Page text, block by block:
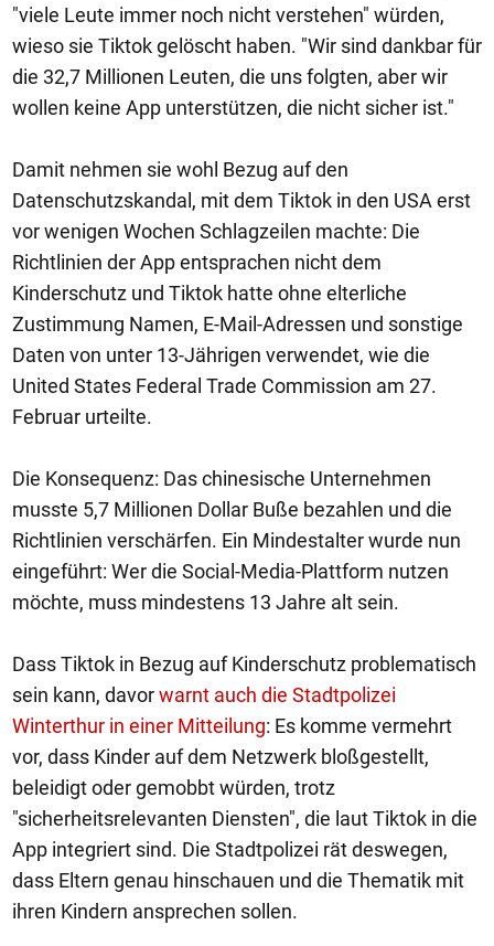
"viele Leute immer noch nicht verstehen" würden,
wieso sie Tiktok gelöscht haben. "Wir sind dankbar für
die 32,7 Millionen Leuten, die uns folgten, aber wir
wollen keine App unterstützen, die nicht sicher ist."
Damit nehmen sie wohl Bezug auf den
Datenschutzskandal, mit dem Tiktok in den USA erst
vor wenigen Wochen Schlagzeilen machte: Die
Richtlinien der App entsprachen nicht dem
Kinderschutz und Tiktok hatte ohne elterliche
Zustimmung Namen, E-Mail-Adressen und sonstige
Daten von unter 13-Jährigen verwendet, wie die
United States Federal Trade Commission am 27.
Februar urteilte.
Die Konsequenz: Das chinesische Unternehmen
musste 5,7 Millionen Dollar Buße bezahlen und die
Richtlinien verschärfen. Ein Mindestalter wurde nun
eingeführt: Wer die Social-Media-Plattform nutzen
möchte, muss mindestens 13 Jahre alt sein.
Dass Tiktok in Bezug auf Kinderschutz problematisch
sein kann, davorwarnt auch die Stadtpolizei
Winterthur in einer Mitteilung: Es komme vermehrt
vor, dass Kinder auf dem Netzwerk bloßgestellt,
beleidigt oder gemobbt würden, trotz
"sicherheitsrelevanten Diensten", die laut Tiktok in die
App integriert sind. Die Stadtpolizei rät deswegen,
dass Eltern genau hinschauen und die Thematik mit
ihren Kindern ansprechen sollen.